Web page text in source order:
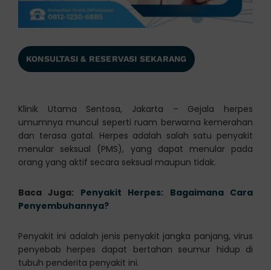
KONSULTASI & RESERVASI SEKARANG
Klinik Utama Sentosa, Jakarta – Gejala herpes
umumnya muncul seperti ruam berwarna kemerahan
dan terasa gatal. Herpes adalah salah satu penyakit
menular seksual (PMS), yang dapat menular pada
orang yang aktif secara seksual maupun tidak.
Baca Juga: Penyakit Herpes: Bagaimana Cara
Penyembuhannya?
Penyakit ini adalah jenis penyakit jangka panjang, virus
penyebab herpes dapat bertahan seumur hidup di
tubuh penderita penyakit ini.